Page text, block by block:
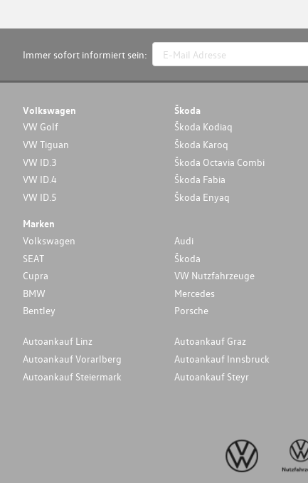
Immer sofort informiert sein:
Volkswagen
VW Golf
VW Tiguan
VW ID.3
VW ID.4
VW ID.5
Škoda
Škoda Kodiaq
Škoda Karoq
Škoda Octavia Combi
Škoda Fabia
Škoda Enyaq
Marken
Volkswagen
Audi
SEAT
Škoda
Cupra
VW Nutzfahrzeuge
BMW
Mercedes
Bentley
Porsche
Autoankauf Linz
Autoankauf Vorarlberg
Autoankauf Steiermark
Autoankauf Graz
Autoankauf Innsbruck
Autoankauf Steyr